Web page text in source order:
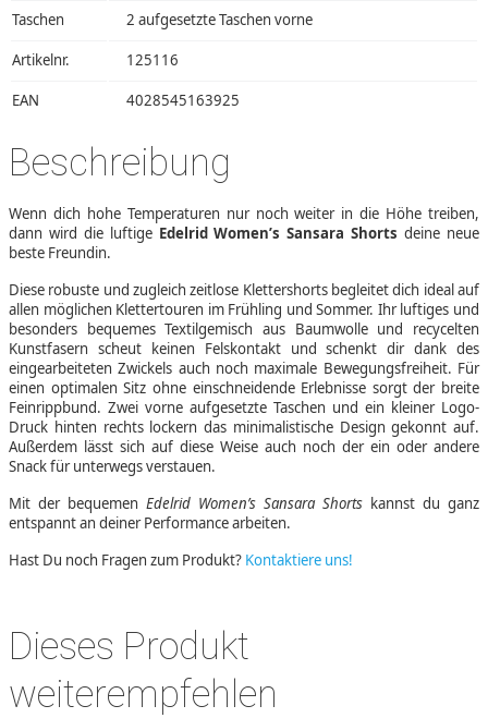
Taschen 2 aufgesetzte Taschen vorne
Artikelnr. 125116
EAN 4028545163925
Beschreibung
Wenn dich hohe Temperaturen nur noch weiter in die Höhe treiben,
dann wird die luftige Edelrid Women’s Sansara Shorts deine neue
beste Freundin.
Diese robuste und zugleich zeitlose Klettershorts begleitet dich ideal auf
allen möglichen Klettertouren im Frühling und Sommer. Ihr luftiges und
besonders bequemes Textilgemisch aus Baumwolle und recycelten
Kunstfasern scheut keinen Felskontakt und schenkt dir dank des
eingearbeiteten Zwickels auch noch maximale Bewegungsfreiheit. Für
einen optimalen Sitz ohne einschneidende Erlebnisse sorgt der breite
Feinrippbund. Zwei vorne aufgesetzte Taschen und ein kleiner Logo-
Druck hinten rechts lockern das minimalistische Design gekonnt auf.
Außerdem lässt sich auf diese Weise auch noch der ein oder andere
Snack für unterwegs verstauen.
Mit der bequemen Edelrid Women’s Sansara Shorts kannst du ganz
entspannt an deiner Performance arbeiten.
Hast Du noch Fragen zum Produkt? Kontaktiere uns!
Dieses Produkt
weiterempfehlen